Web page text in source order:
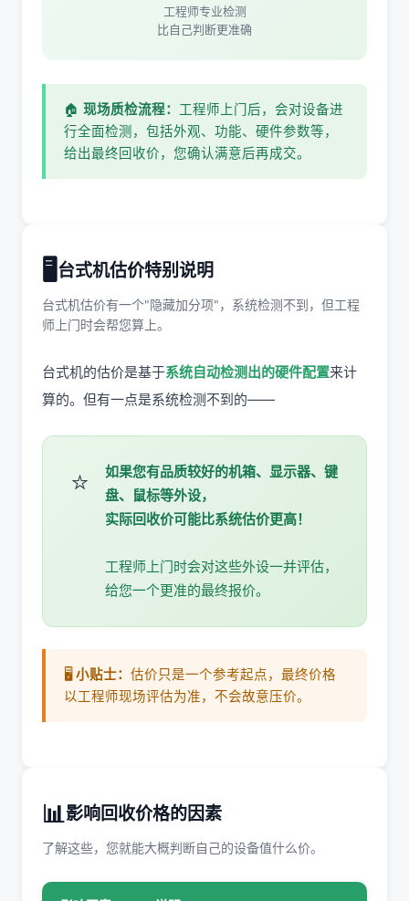
工程师专业检测
比自己判断更准确
🏠 现场质检流程： 工程师上门后，会对设备进
行全面检测，包括外观、功能、硬件参数等，
给出最终回收价，您确认满意后再成交。
🖥️ 台式机估价特别说明
台式机估价有一个"隐藏加分项"，系统检测不到，但工程
师上门时会帮您算上。
台式机的估价是基于系统自动检测出的硬件配置来计
算的。但有一点是系统检测不到的——
⭐
如果您有品质较好的机箱、显示器、键
盘、鼠标等外设，
实际回收价可能比系统估价更高！
工程师上门时会对这些外设一并评估，
给您一个更准的最终报价。
🖥️ 小贴士： 估价只是一个参考起点，最终价格
以工程师现场评估为准，不会故意压价。
📊影响回收价格的因素
了解这些，您就能大概判断自己的设备值什么价。